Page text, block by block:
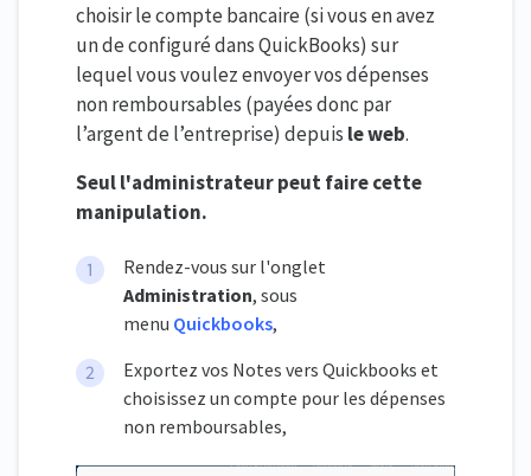
choisir le compte bancaire (si vous en avez
un de configuré dans QuickBooks) sur
lequel vous voulez envoyer vos dépenses
non remboursables (payées donc par
l’argent de l’entreprise) depuis le web.
Seul l'administrateur peut faire cette
manipulation.
Rendez-vous sur l'onglet
Administration, sous
menu Quickbooks,
Exportez vos Notes vers Quickbooks et
choisissez un compte pour les dépenses
non remboursables,